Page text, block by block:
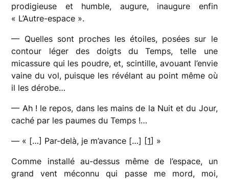
prodigieuse et humble, augure, inaugure enfin
« L’Autre-espace ».
— Quelles sont proches les étoiles, posées sur le
contour léger des doigts du Temps, telle une
micassure qui les poudre, et, scintille, avouant l’envie
vaine du vol, puisque les révélant au point même où
il les dérobe…
— Ah ! le repos, dans les mains de la Nuit et du Jour,
caché par les paumes du Temps !…
— « […] Par-delà, je m’avance […] [1] »
Comme installé au-dessus même de l’espace, un
grand vent méconnu qui passe me mord, moi,